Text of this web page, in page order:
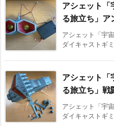
アシェット
る旅立ち」
アシェット「宇
ダイキャストギ
アシェット
る旅立ち」
アシェット「宇
ダイキャストギ